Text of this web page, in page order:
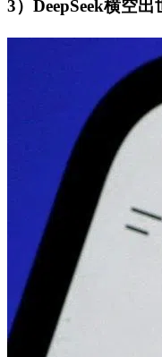
3）DeepSeek横空